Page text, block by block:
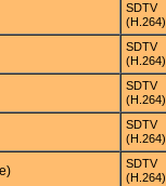
SDTV
(H.264)
SDTV
(H.264)
SDTV
(H.264)
SDTV
(H.264)
SDTV
(H.264)